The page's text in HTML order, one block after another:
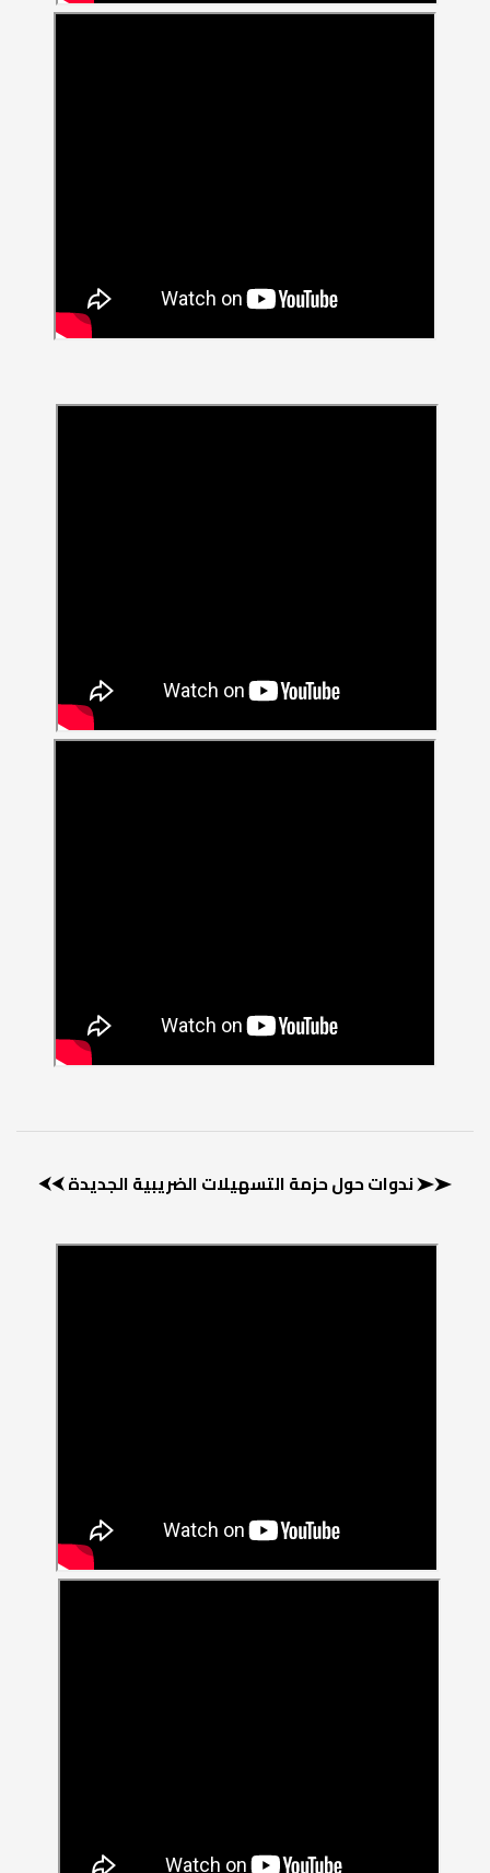
➤➤ ندوات حول حزمة التسهيلات الضريبية الجديدة ⮜⮜